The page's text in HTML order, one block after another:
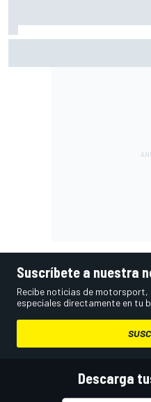
Suscríbete a nuestra
Recibe noticias de
especiales directamente en tu
Descarga